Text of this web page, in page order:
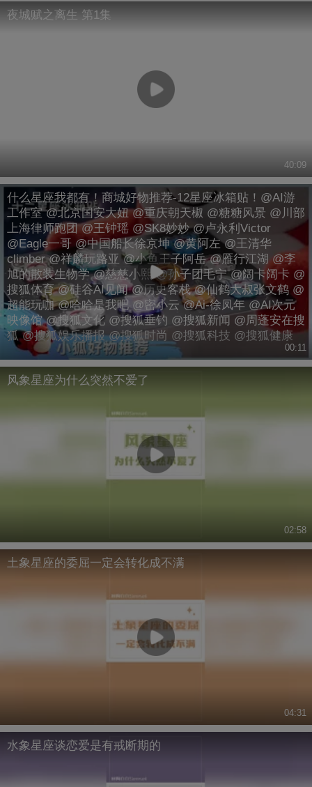
夜城赋之离生 第1集
40:09
什么星座我都有！商城好物推荐-12星座冰箱贴！@AI游
工作室 @北京国安大妞 @重庆朝天椒 @糖糖风景 @川部
上海律师跑团 @王钟瑶 @SK8妙妙 @卢永利Victor
@Eagle一哥 @中国船长徐京坤 @黄阿左 @王清华
climber @祥麟玩路亚 @小鱼王子阿岳 @雁行江湖 @李
旭的散装生物学 @慈慈小熙 @孙子团毛宁 @阔卡阔卡 @
搜狐体育 @硅谷AI见闻 @历史客栈 @仙鹤大叔张文鹤 @
超能玩咖 @哈哈是我吧 @密小云 @Ai-徐凤年 @AI次元
映像馆 @搜狐文化 @搜狐垂钓 @搜狐新闻 @周蓬安在搜
狐 @搜狐娱乐播报 @搜狐时尚 @搜狐科技 @搜狐健康
00:11
风象星座为什么突然不爱了
02:58
土象星座的委屈一定会转化成不满
04:31
水象星座谈恋爱是有戒断期的